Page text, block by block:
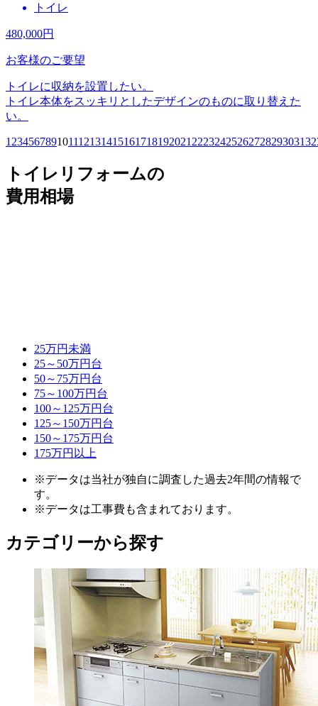
トイレ
480,000円
お客様のご要望
トイレに収納を設置したい。
トイレ本体をスッキリとしたデザインのものに取り替えた
い。
1 23456789101112131415161718192021 2223242526272829303132
トイレリフォームの
費用相場
25万円未満
25～50万円台
50～75万円台
75～100万円台
100～125万円台
125～150万円台
150～175万円台
175万円以上
※データは当社が独自に調査した過去2年間の情報で
す。
※データは工事費も含まれております。
カテゴリーから探す